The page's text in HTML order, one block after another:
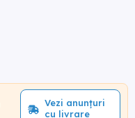
Vezi anunțuri
cu livrare